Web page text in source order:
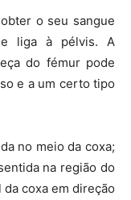
o seu sangue
liga à pélvis. A
do fémur pode
e a um certo tipo
no meio da coxa;
na região do
coxa em direção